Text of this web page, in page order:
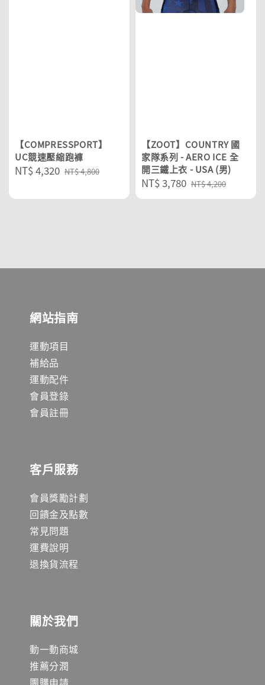
【COMPRESSPORT】
UC競速壓縮跑褲
Sale
NT$ 4,320 Regular
NT$ 4,800
【ZOOT】COUNTRY 國
家隊系列 - AERO ICE 全
開三鐵上衣 - USA (男)
Sale
price
NT$ 3,780 Regular
price
NT$ 4,200
網站指南
運動項目
補給品
運動配件
會員登錄
會員註冊
客戶服務
會員獎勵計劃
回饋金及點數
常見問題
運費說明
退換貨流程
關於我們
動一動商城
推薦分潤